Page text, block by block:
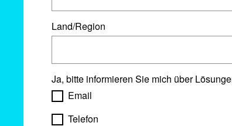
Land/Region
Ja, bitte informieren Sie mich über
Email
Telefon